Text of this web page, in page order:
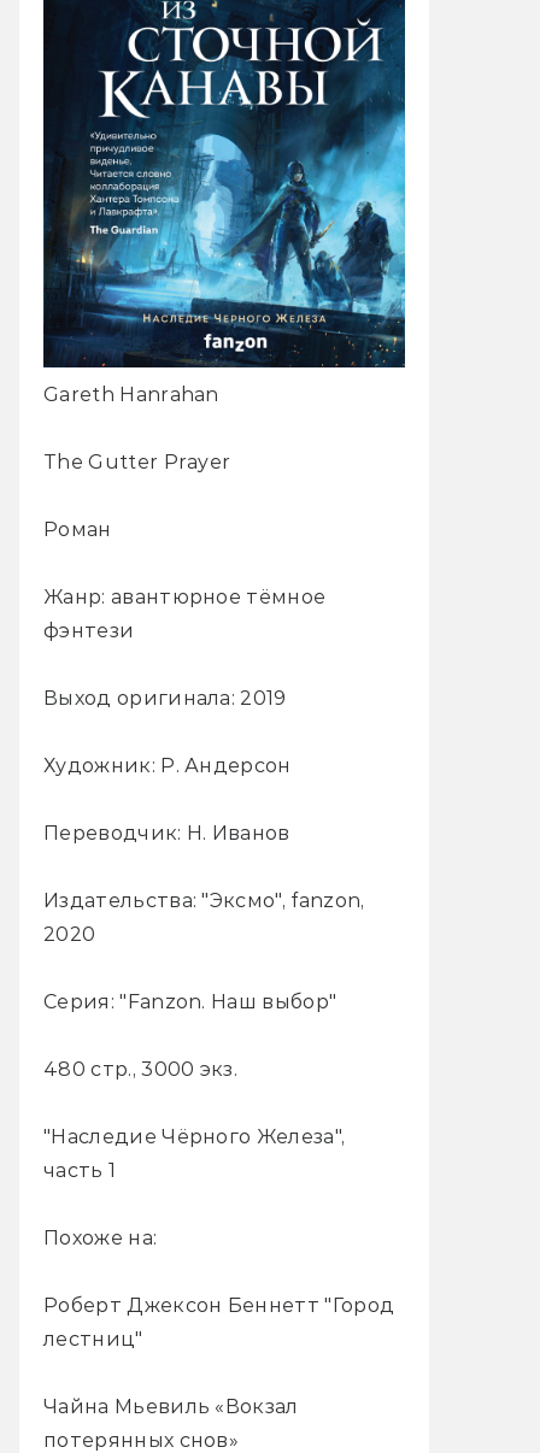
Gareth Hanrahan
The Gutter Prayer
Роман
Жанр: авантюрное тёмное
фэнтези
Выход оригинала: 2019
Художник: Р. Андерсон
Переводчик: Н. Иванов
Издательства: "Эксмо", fanzon,
2020
Серия: "Fanzon. Наш выбор"
480 стр., 3000 экз.
"Наследие Чёрного Железа",
часть 1
Похоже на:
Роберт Джексон Беннетт "Город
лестниц"
Чайна Мьевиль «Вокзал
потерянных снов»